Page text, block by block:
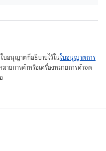
บอนุญาตที่อธิบายไว้ในใบอนุญาตการ
ยการค้าหรือเครื่องหมายการค้าจด